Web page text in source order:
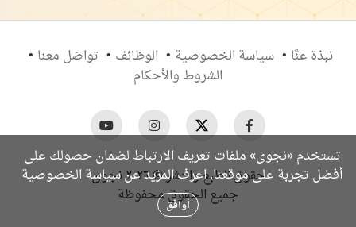
نبذة عنَّا سياسة الخصوصية الوظائف
تواصَل معنا
الشروط والأحكام
حقوق الطبع والنشر © ٢٠٢٦ نجوى
جميع الحقوق محفوظة
تستخدم «نجوى» ملفات تعريف الارتباط لضمان حصولك على
أفضل تجربة على موقعنا. اعرف المزيد عنسياسة الخصوصية
أوافق